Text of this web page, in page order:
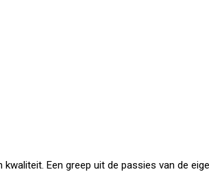
Een greep uit de passies van de